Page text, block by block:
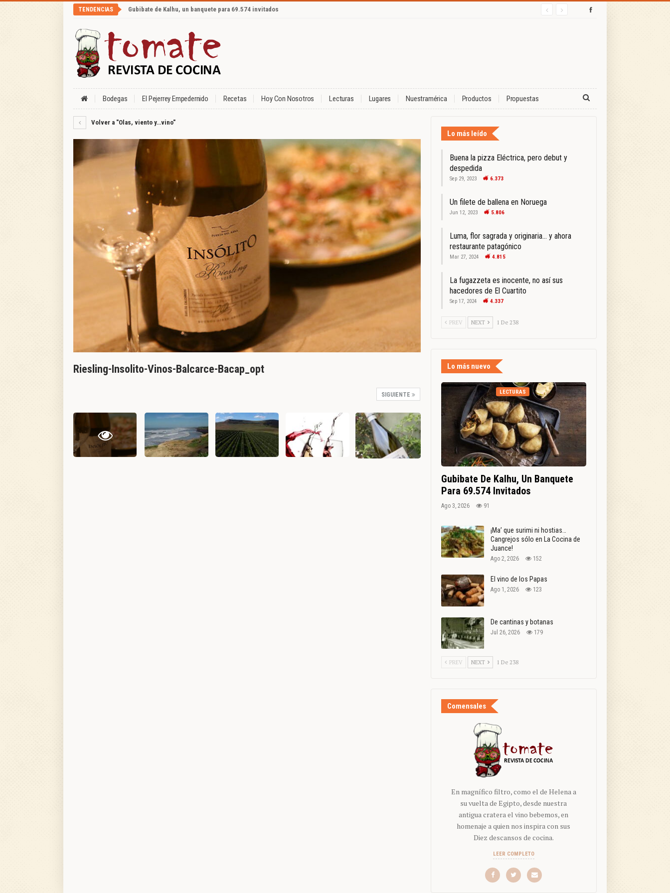
TENDENCIAS Gubibate de Kalhu, un banquete para 69.574 invitados
Bodegas El Pejerrey Empedernido Recetas Hoy Con Nosotros Lecturas Lugares Nuestramérica Productos Propuestas
Volver a "Olas, viento y…vino"
Riesling-Insolito-Vinos-Balcarce-Bacap_opt
SIGUIENTE
Lo más leído
Buena la pizza Eléctrica, pero debut y
despedida
Sep 29, 2023 6.373
Un filete de ballena en Noruega
Jun 12, 2023 5.806
Luma, flor sagrada y originaria… y ahora
restaurante patagónico
Mar 27, 2024 4.815
La fugazzeta es inocente, no así sus
hacedores de El Cuartito
Sep 17, 2024 4.337
PREV NEXT 1 De 238
Lo más nuevo
LECTURAS
Gubibate De Kalhu, Un Banquete
Para 69.574 Invitados
Ago 3, 2026 91
¡Ma’ que surimi ni hostias…
Cangrejos sólo en La Cocina de
Juance!
Ago 2, 2026 152
El vino de los Papas
Ago 1, 2026 123
De cantinas y botanas
Jul 26, 2026 179
PREV NEXT 1 De 238
Comensales
En magnífico filtro, como el de Helena a
su vuelta de Egipto, desde nuestra
antigua cratera el vino bebemos, en
homenaje a quien nos inspira con sus
Diez descansos de cocina.
LEER COMPLETO